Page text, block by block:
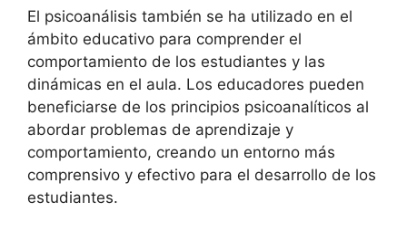
El psicoanálisis también se ha utilizado en el
ámbito educativo para comprender el
comportamiento de los estudiantes y las
dinámicas en el aula. Los educadores pueden
beneficiarse de los principios psicoanalíticos al
abordar problemas de aprendizaje y
comportamiento, creando un entorno más
comprensivo y efectivo para el desarrollo de los
estudiantes.